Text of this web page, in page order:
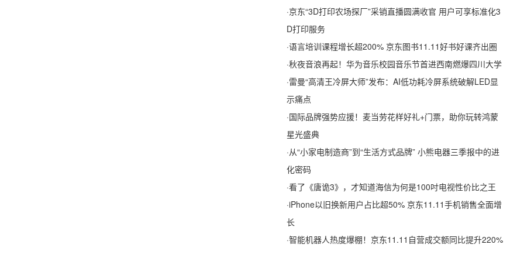
·京东“3D打印农场探厂”采销直播圆满收官 用户可享标准化3
D打印服务
·语言培训课程增长超200% 京东图书11.11好书好课齐出圈
·秋夜音浪再起！华为音乐校园音乐节首进西南燃爆四川大学
·雷曼“高清王冷屏大师”发布：AI低功耗冷屏系统破解LED显
示痛点
·国际品牌强势应援！麦当劳花样好礼+门票，助你玩转鸿蒙
星光盛典
·从“小家电制造商”到“生活方式品牌” 小熊电器三季报中的进
化密码
·看了《唐诡3》，才知道海信为何是100吋电视性价比之王
·iPhone以旧换新用户占比超50% 京东11.11手机销售全面增
长
·智能机器人热度爆棚！京东11.11自营成交额同比提升220%